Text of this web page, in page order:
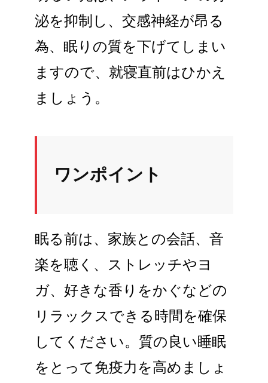
泌を抑制し、交感神経が昂る
為、眠りの質を下げてしまい
ますので、就寝直前はひかえ
ましょう。
ワンポイント
眠る前は、家族との会話、音
楽を聴く、ストレッチやヨ
ガ、好きな香りをかぐなどの
リラックスできる時間を確保
してください。質の良い睡眠
をとって免疫力を高めましょ